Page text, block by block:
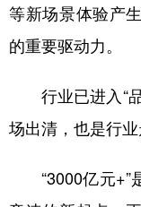
等新场景体验产
的重要驱动力。
行业已进入“品
场出清，也是行业
“3000亿元+”